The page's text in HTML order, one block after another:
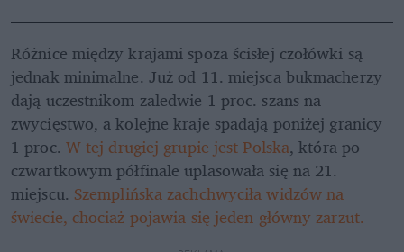
Różnice między krajami spoza ścisłej czołówki są
jednak minimalne. Już od 11. miejsca bukmacherzy
dają uczestnikom zaledwie 1 proc. szans na
zwycięstwo, a kolejne kraje spadają poniżej granicy
1 proc. W tej drugiej grupie jest Polska, która po
czwartkowym półfinale uplasowała się na 21.
miejscu. Szemplińska zachchwyciła widzów na
świecie, chociaż pojawia się jeden główny zarzut.